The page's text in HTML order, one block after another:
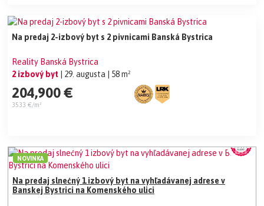
Na predaj 2-izbový byt s 2 pivnicami Banská Bystrica
Reality Banská Bystrica
2 izbový byt
| 29. augusta | 58 m²
204,900 €
3533 €/m²
Na predaj slnećný 1 izbový byt na vyhľadávanej adrese v
Banskej Bystrici na Komenského ulici
NOVINKA